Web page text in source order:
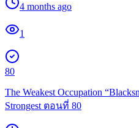
4 months ago
1
80
The Weakest Occupation
Strongest ตอนที่ 80